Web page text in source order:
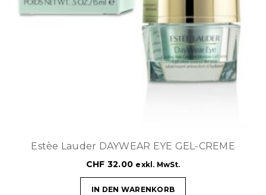
Estèe Lauder DAYWEAR EYE GEL-CREME
CHF 32.00 exkl. MwSt.
IN DEN WARENKORB